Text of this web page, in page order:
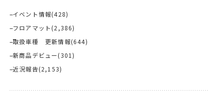
イベント情報(428)
フロアマット (2,386)
取扱車種 更新情報(644)
新商品デビュー(301)
近況報告(2,153)